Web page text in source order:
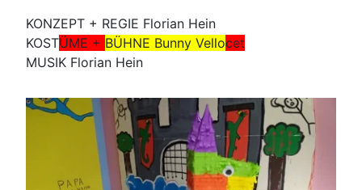
KONZEPT + REGIE Florian Hein
KOSTÜME + BÜHNE Bunny Vellocet
MUSIK Florian Hein